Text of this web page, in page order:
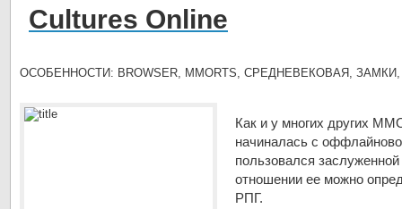
Cultures Online
ОСОБЕННОСТИ: BROWSER, MMORTS, СРЕДНЕВЕКОВАЯ,
Как и у многих других
начиналась с
пользовался
отношении ее можно
РПГ.